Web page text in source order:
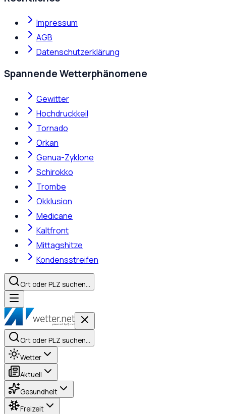
Impressum
AGB
Datenschutzerklärung
Spannende Wetterphänomene
Gewitter
Hochdruckkeil
Tornado
Orkan
Genua-Zyklone
Schirokko
Trombe
Okklusion
Medicane
Kaltfront
Mittagshitze
Kondensstreifen
Ort oder PLZ suchen…
Ort oder PLZ suchen…
Wetter
Aktuell
Gesundheit
Freizeit